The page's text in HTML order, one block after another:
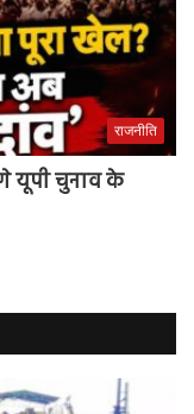
राजनीति
यूपी चुनाव के